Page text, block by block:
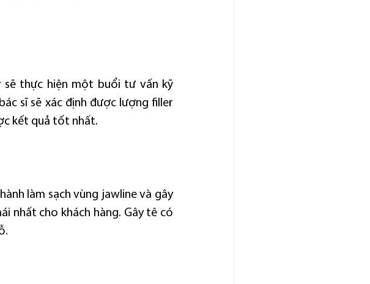
sẽ thực hiện một buổi tư vấn kỹ
sĩ sẽ xác định được lượng filler
kết quả tốt nhất.
làm sạch vùng jawline và gây
nhất cho khách hàng. Gây tê có